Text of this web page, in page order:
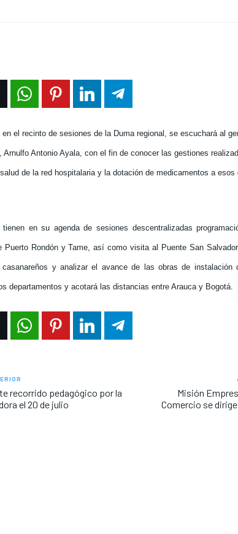
en el recinto de sesiones de la Duma regional, se escuchará al
Arnulfo Antonio Ayala, con el fin de conocer las gestiones
de la red hospitalaria y la dotación de medicamentos a esos
tienen en su agenda de sesiones descentralizadas
Puerto Rondón y Tame, así como visita al Puente San
casanareños y analizar el avance de las obras de instalación
departamentos y acotará las distancias entre Arauca y Bogotá.
recorrido pedagógico por la
el 20 de julio
Misión
Comercio se